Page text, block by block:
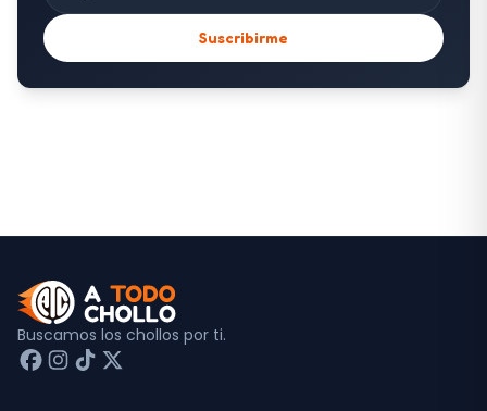
Suscribirme
Buscamos los chollos por ti.